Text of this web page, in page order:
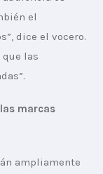
el
dice el vocero.
las
marcas
ampliamente